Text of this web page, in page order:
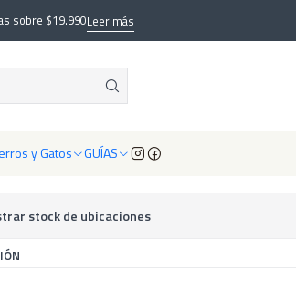
y Gatos GUÍAS
sobre $19.990Leer más
Rueda silenciosa 30 cm con altura ajustable
silenciosa 30 cm
a la lista de favoritos
stock de ubicaciones